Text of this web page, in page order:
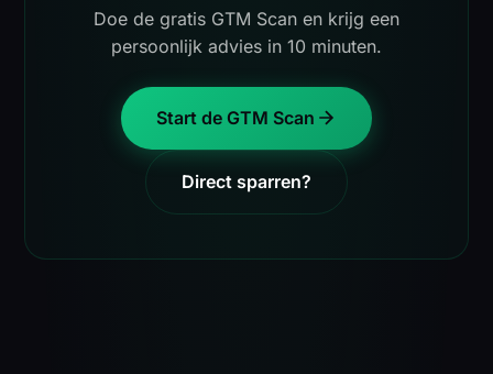
Doe de gratis GTM Scan en krijg een
persoonlijk advies in 10 minuten.
Start de GTM Scan
Direct sparren?